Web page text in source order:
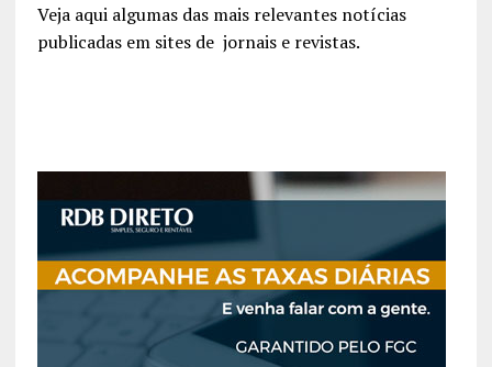
Veja aqui algumas das mais relevantes notícias
publicadas em sites de jornais e revistas.